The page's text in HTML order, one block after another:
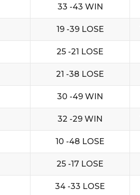
33 -43 WIN
19 -39 LOSE
25 -21 LOSE
21 -38 LOSE
30 -49 WIN
32 -29 WIN
10 -48 LOSE
25 -17 LOSE
34 -33 LOSE